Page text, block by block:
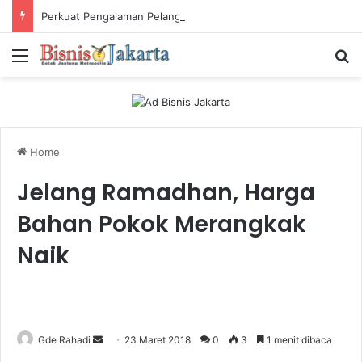
Menu
Home
Jelang Ramadhan, Harga
Bahan Pokok Merangkak
Naik
Gde Rahadi 23 Maret 2018 0 3 1 menit dibaca